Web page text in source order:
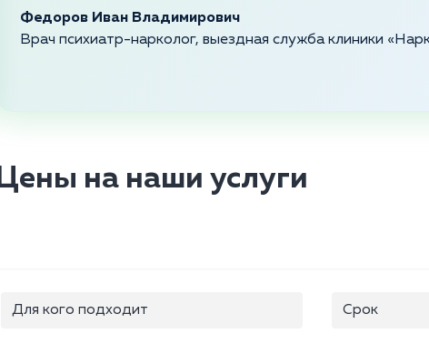
Федоров Иван Владимирович
Врач психиатр-нарколог, выездная служба клиники
Цены на наши услуги
Для кого подходит Срок